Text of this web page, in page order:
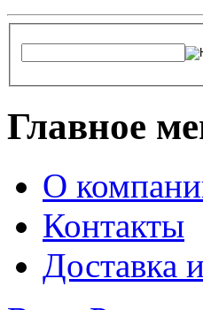
Главное
О
Контакты
Доставка